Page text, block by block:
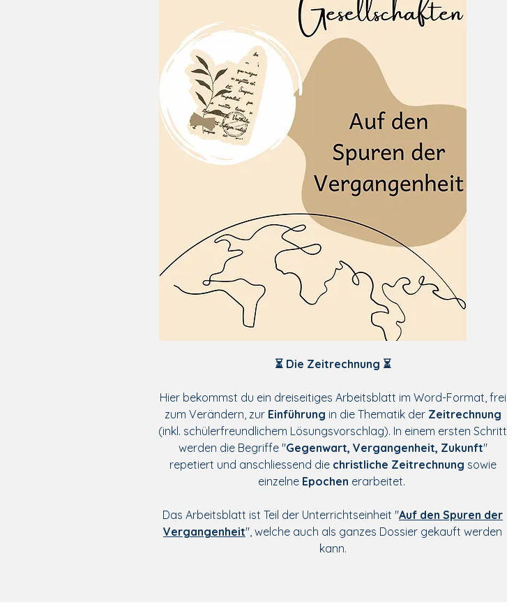
⏳ Die Zeitrechnung ⏳
Hier bekommst du ein dreiseitiges Arbeitsblatt im Word-Format, frei
zum Verändern, zur Einführung in die Thematik der Zeitrechnung
(inkl. schülerfreundlichem Lösungsvorschlag). In einem ersten Schritt
werden die Begriffe "Gegenwart, Vergangenheit, Zukunft"
repetiert und anschliessend die christliche Zeitrechnung sowie
einzelne Epochen erarbeitet.
Das Arbeitsblatt ist Teil der Unterrichtseinheit "Auf den Spuren der
Vergangenheit", welche auch als ganzes Dossier gekauft werden
kann.